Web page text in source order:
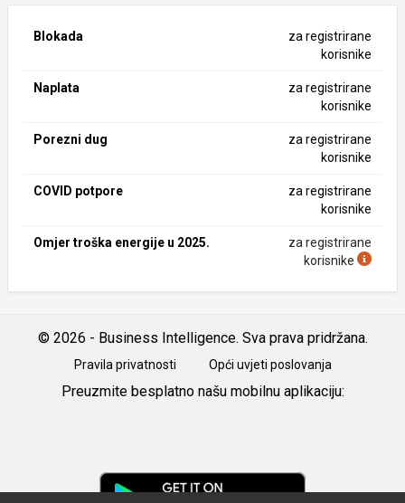
Blokada
za registrirane
korisnike
Naplata
za registrirane
korisnike
Porezni dug
za registrirane
korisnike
COVID potpore
za registrirane
korisnike
Omjer troška energije u 2025.
za registrirane
korisnike
© 2026 - Business Intelligence. Sva prava pridržana.
Pravila privatnosti Opći uvjeti poslovanja
Preuzmite besplatno našu mobilnu aplikaciju: